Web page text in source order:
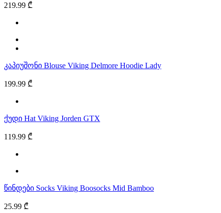
219.99 ₾
კაპიუშონი Blouse Viking Delmore Hoodie Lady
199.99 ₾
ქუდი Hat Viking Jorden GTX
119.99 ₾
წინდები Socks Viking Boosocks Mid Bamboo
25.99 ₾